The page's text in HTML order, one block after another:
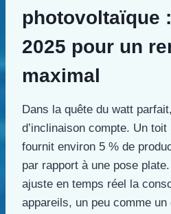
photovoltaïque
2025 pour un
maximal
Dans la quête du watt
d’inclinaison compte. Un
fournit environ 5 % de
par rapport à une pose
ajuste en temps réel la
appareils, un peu comme un